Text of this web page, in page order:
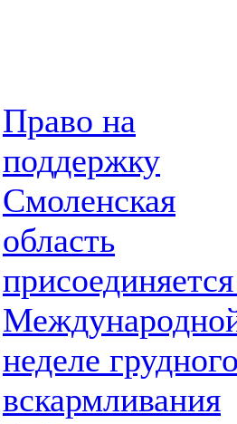
Право на
поддержку
Смоленская
область
неделе
вскармливания